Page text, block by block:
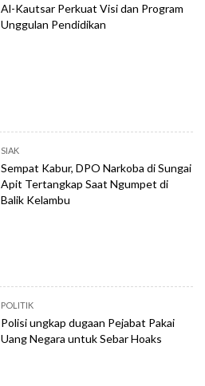
Al-Kautsar Perkuat Visi dan Program
Unggulan Pendidikan
SIAK
Sempat Kabur, DPO Narkoba di Sungai
Apit Tertangkap Saat Ngumpet di
Balik Kelambu
POLITIK
Polisi ungkap dugaan Pejabat Pakai
Uang Negara untuk Sebar Hoaks